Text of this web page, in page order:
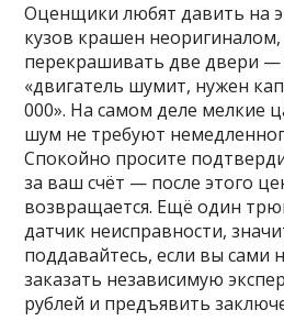
Оценщики любят давить на
кузов крашен неоригиналом,
перекрашивать две двери —
«двигатель шумит, нужен
000». На самом деле мелкие
шум не требуют
Спокойно просите
за ваш счёт — после этого
возвращается. Ещё один
датчик неисправности,
поддавайтесь, если вы сами
заказать независимую
рублей и предъявить